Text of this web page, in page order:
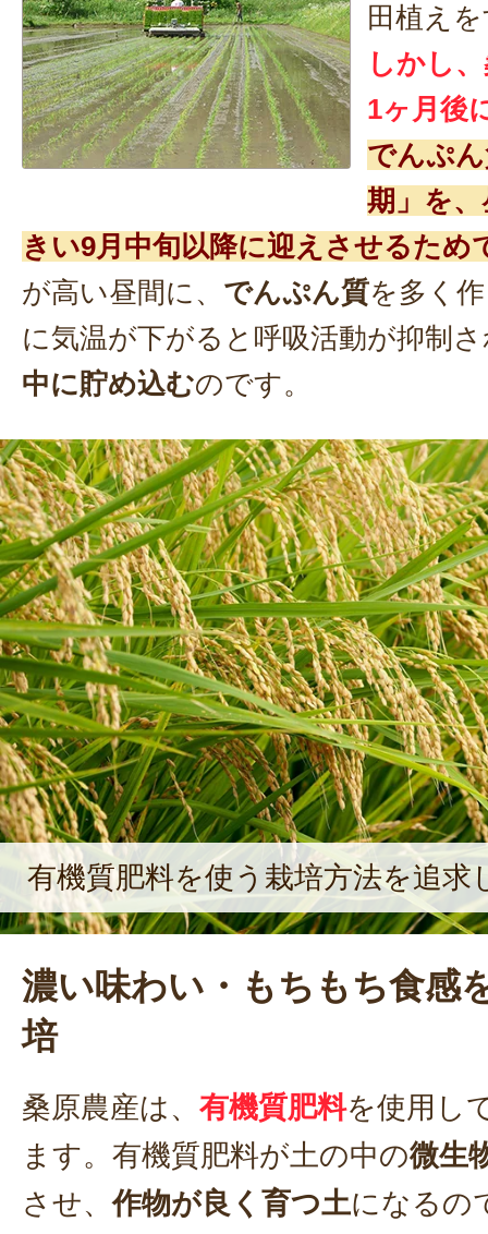
田植え
しかし
1ヶ月後
でんぷ
期」を
きい9月中旬以降に迎えさせるため
が高い昼間に、 でんぷん質を多く
に気温が下がると呼吸活動が抑制
中に貯め込むのです。
有機質肥料を使う栽培方法を追求
濃い味わい・もちもち食感
培
桑原農産は、 有機質肥料を使用し
ます。有機質肥料が土の中の微生
させ、作物が良く育つ土になるの